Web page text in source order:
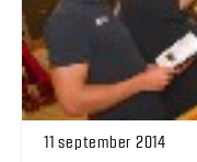
11 september 2014